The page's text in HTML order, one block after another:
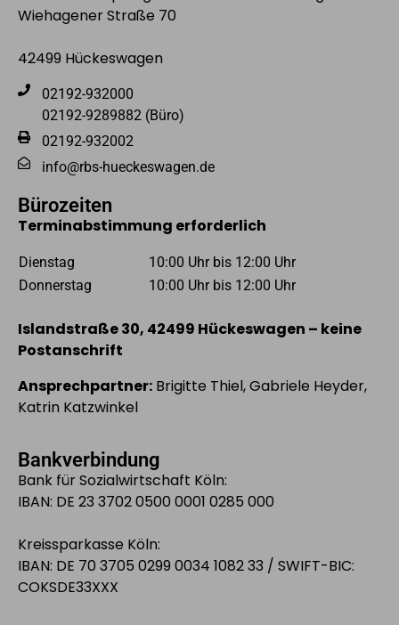
Wiehagener Straße 70
42499 Hückeswagen
02192-932000
02192-9289882 (Büro)
02192-932002
info@rbs-hueckeswagen.de
Bürozeiten
Terminabstimmung erforderlich
Dienstag
10:00 Uhr bis 12:00 Uhr
Donnerstag
10:00 Uhr bis 12:00 Uhr
Islandstraße 30, 42499 Hückeswagen – keine
Postanschrift
Ansprechpartner: Brigitte Thiel, Gabriele Heyder,
Katrin Katzwinkel
Bankverbindung
Bank für Sozialwirtschaft Köln:
IBAN: DE 23 3702 0500 0001 0285 000
Kreissparkasse Köln:
IBAN: DE 70 3705 0299 0034 1082 33 / SWIFT-BIC:
COKSDE33XXX